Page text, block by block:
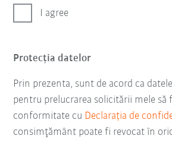
I agree
Protecţia datelor
Prin prezenta, sunt de acord ca
pentru prelucrarea solicitării mele să
conformitate cu Declarația de
consimţământ poate fi revocat în